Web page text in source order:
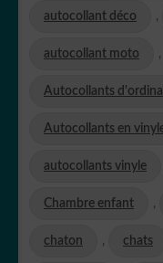
autocollant déco ,
autocollant moto ,
Autocollants
Autocollants en
autocollants vinyle
Chambre enfant ,
chaton , chats